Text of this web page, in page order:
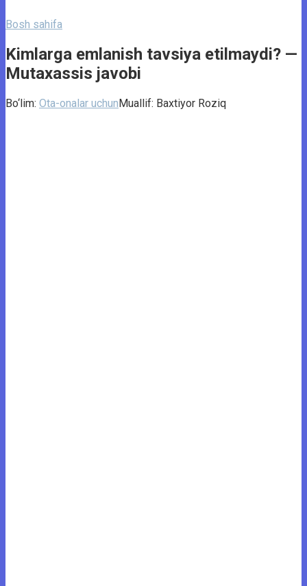
Bosh sahifa
Kimlarga emlanish tavsiya etilmaydi? —
Mutaxassis javobi
Bo‘lim: Ota-onalar uchunMuallif: Baxtiyor Roziq